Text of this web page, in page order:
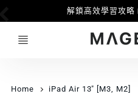
解鎖高效學習攻略
Home iPad Air 13" [M3, M2]